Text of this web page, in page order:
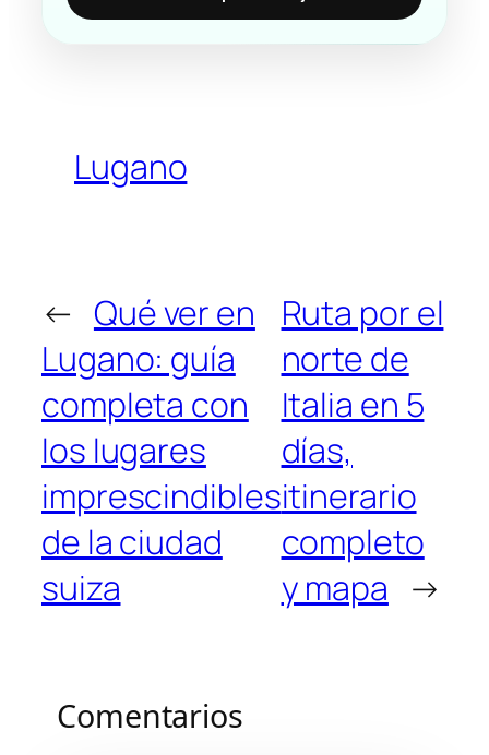
Lugano
← Qué ver en
Lugano: guía
completa con
los lugares
imprescindibles
de la ciudad
suiza
Ruta por el
norte de
Italia en 5
días,
itinerario
completo
y mapa →
Comentarios